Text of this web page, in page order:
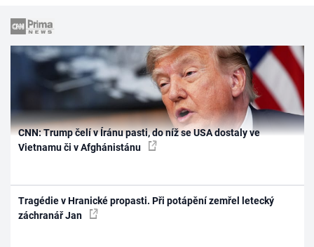
CNN: Trump čelí v Íránu pasti, do níž se USA dostaly ve
Vietnamu či v Afghánistánu
Tragédie v Hranické propasti. Při potápění zemřel letecký
záchranář Jan